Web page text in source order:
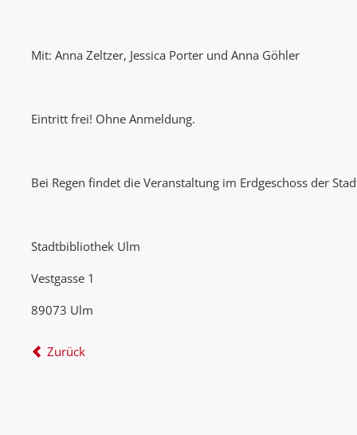
Mit: Anna Zeltzer, Jessica Porter und Anna Göhler
Eintritt frei! Ohne Anmeldung.
Bei Regen findet die Veranstaltung im Erdgeschoss der
Stadtbibliothek Ulm
Vestgasse 1
89073 Ulm
Zurück